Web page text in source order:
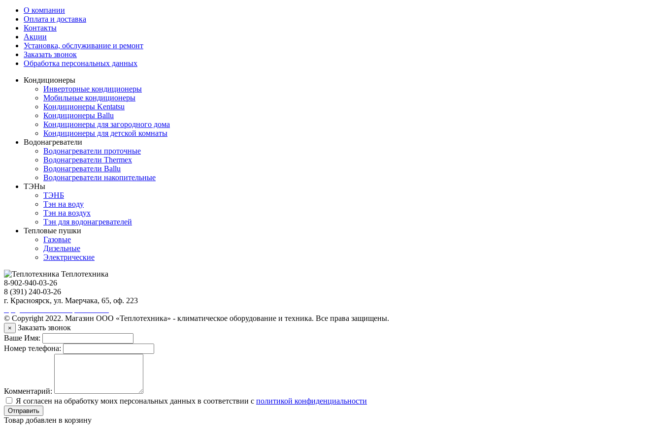
О компании
Оплата и доставка
Контакты
Акции
Установка, обслуживание и ремонт
Заказать звонок
Обработка персональных данных
Кондиционеры
Инверторные кондиционеры
Мобильные кондиционеры
Кондиционеры Kentatsu
Кондиционеры Ballu
Кондиционеры для загородного дома
Кондиционеры для детской комнаты
Водонагреватели
Водонагреватели проточные
Водонагреватели Thermex
Водонагреватели Ballu
Водонагреватели накопительные
ТЭНы
ТЭНБ
Тэн на воду
Тэн на воздух
Тэн для водонагревателей
Тепловые пушки
Газовые
Дизельные
Электрические
Теплотехника
8-902-940-03-26
8 (391) 240-03-26
г. Красноярск, ул. Маерчака, 65, оф. 223
© Copyright 2022. Магазин ООО «Теплотехника» - климатическое оборудование и техника. Все права защищены.
×
Заказать звонок
Ваше Имя:
Номер телефона:
Комментарий:
Я согласен на обработку моих персональных данных в соответствии с политикой конфиденциальности
Отправить
Товар добавлен в корзину